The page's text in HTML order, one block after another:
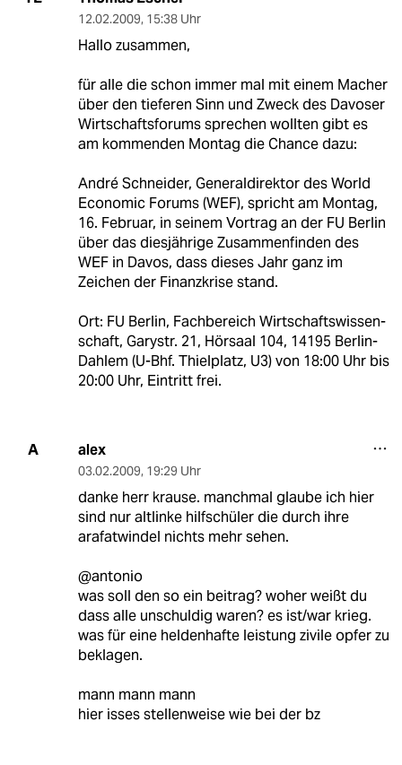
12.02.2009, 15:38 Uhr
Hallo zusammen,
für alle die schon immer mal mit einem Macher
über den tieferen Sinn und Zweck des Davoser
Wirtschaftsforums sprechen wollten gibt es
am kommenden Montag die Chance dazu:
André Schneider, Generaldirektor des World
Economic Forums (WEF), spricht am Montag,
16. Februar, in seinem Vortrag an der FU Berlin
über das diesjährige Zusammenfinden des
WEF in Davos, dass dieses Jahr ganz im
Zeichen der Finanzkrise stand.
Ort: FU Berlin, Fachbereich Wirtschaftswissen-
schaft, Garystr. 21, Hörsaal 104, 14195 Berlin-
Dahlem (U-Bhf. Thielplatz, U3) von 18:00 Uhr bis
20:00 Uhr, Eintritt frei.
A alex
03.02.2009, 19:29 Uhr
danke herr krause. manchmal glaube ich hier
sind nur altlinke hilfschüler die durch ihre
arafatwindel nichts mehr sehen.
@antonio
was soll den so ein beitrag? woher weißt du
dass alle unschuldig waren? es ist/war krieg.
was für eine heldenhafte leistung zivile opfer zu
beklagen.
mann mann mann
hier isses stellenweise wie bei der bz